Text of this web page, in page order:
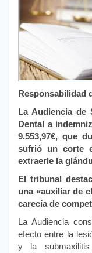
Responsabilidad
La Audiencia de
Dental a
9.553,97€, que
sufrió un corte
extraerle la
El tribunal
una «auxiliar de
carecía de
La Audiencia
efecto entre la
y la